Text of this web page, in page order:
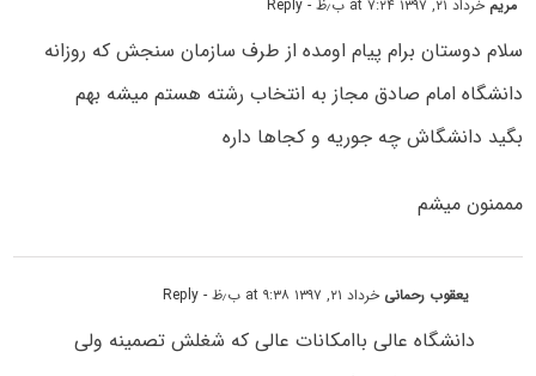
مریم خرداد ۲۱, ۱۳۹۷ at ۷:۲۴ ب٫ظ - Reply
سلام دوستان برام پیام اومده از طرف سازمان سنجش که روزانه
دانشگاه امام صادق مجاز به انتخاب رشته هستم میشه بهم
بگید دانشگاش چه جوریه و کجاها داره
مممنون میشم
یعقوب رحمانی خرداد ۲۱, ۱۳۹۷ at ۹:۳۸ ب٫ظ - Reply
دانشگاه عالی باامکانات عالی که شغلش تصمینه ولی